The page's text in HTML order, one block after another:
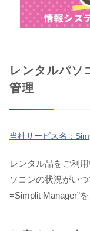
レンタルパソ
管理
当社サービス名：
レンタル品をご利
ソコンの状況がい
=Simplit Manager”